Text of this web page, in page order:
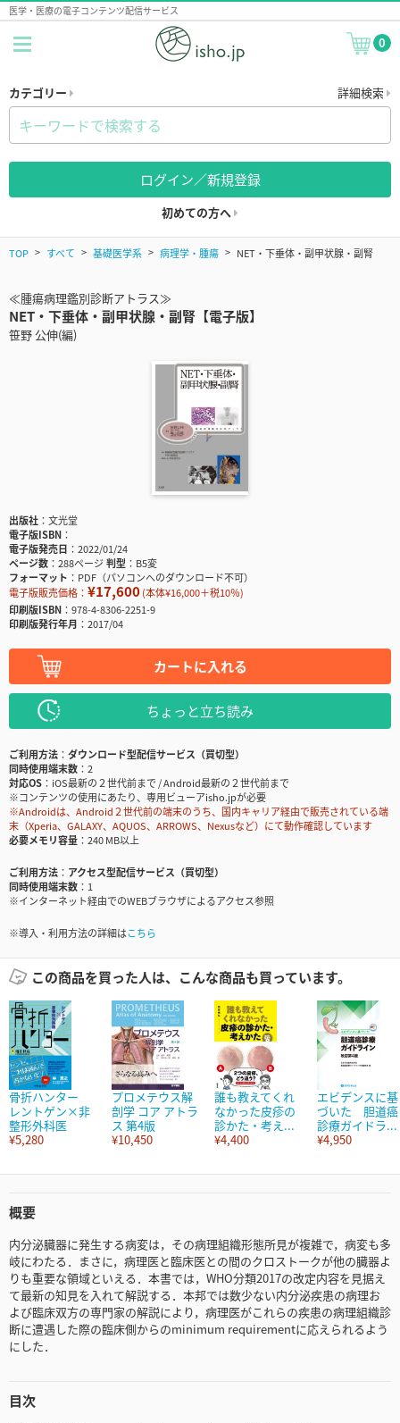
医学・医療の電子コンテンツ配信サービス
0
カテゴリー 詳細検索
ログイン／新規登録
初めての方へ
TOP すべて 基礎医学系 病理学・腫瘍 NET・下垂体・副甲状腺・副腎
≪腫瘍病理鑑別診断アトラス≫
NET・下垂体・副甲状腺・副腎【電子版】
笹野 公伸(編)
出版社
文光堂
電子版ISBN
電子版発売日
2022/01/24
ページ数
288ページ判型
B5変
フォーマット
PDF（パソコンへのダウンロード不可）
電子版販売価格： ¥17,600(本体¥16,000＋税10％)
印刷版ISBN
978-4-8306-2251-9
印刷版発行年月
2017/04
カートに入れる
ちょっと立ち読み
ご利用方法
ダウンロード型配信サービス（買切型）
同時使用端末数
2
対応OS
iOS最新の２世代前まで / Android最新の２世代前まで
※コンテンツの使用にあたり、専用ビューアisho.jpが必要
※Androidは、Android２世代前の端末のうち、国内キャリア経由で販売されている端
末（Xperia、GALAXY、AQUOS、ARROWS、Nexusなど）にて動作確認しています
必要メモリ容量
240 MB以上
ご利用方法
アクセス型配信サービス（買切型）
同時使用端末数
1
※インターネット経由でのWEBブラウザによるアクセス参照
※導入・利用方法の詳細はこちら
この商品を買った人は、こんな商品も買っています。
骨折ハンター
レントゲン×非
整形外科医
¥5,280
プロメテウス解
剖学 コア アトラ
ス 第4版
¥10,450
誰も教えてくれ
なかった皮疹の
診かた・考え...
¥4,400
エビデンスに基
づいた 胆道癌
診療ガイドラ...
¥4,950
概要
内分泌臓器に発生する病変は，その病理組織形態所見が複雑で，病変も多
岐にわたる．まさに，病理医と臨床医との間のクロストークが他の臓器よ
りも重要な領域といえる．本書では，WHO分類2017の改定内容を見据え
て最新の知見を入れて解説する．本邦では数少ない内分泌疾患の病理お
よび臨床双方の専門家の解説により，病理医がこれらの疾患の病理組織診
断に遭遇した際の臨床側からのminimum requirementに応えられるよう
にした．
目次